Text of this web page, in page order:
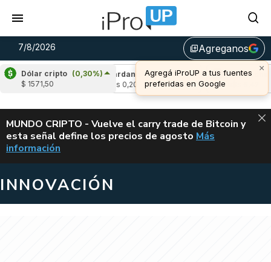
7/8/2026 library_addAgreganos
×
Agregá iProUP a tus fuentes
preferidas en Google
Dólar cripto (0,30%)
$ 1571,50
2,34%) Cardano (6,87%)
u$s 0,20
Avalanche
u$s 6,42
ALERTA
MUNDO CRIPTO - Vuelve el carry trade de Bitcoin y
esta señal define los precios de agosto VUELVE EL
Más
información
INNOVACIÓN